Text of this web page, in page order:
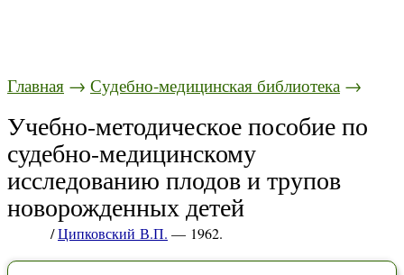
Главная → Судебно-медицинская библиотека →
Учебно-методическое пособие по
судебно-медицинскому
исследованию плодов и трупов
новорожденных детей
/Ципковский В.П. — 1962.